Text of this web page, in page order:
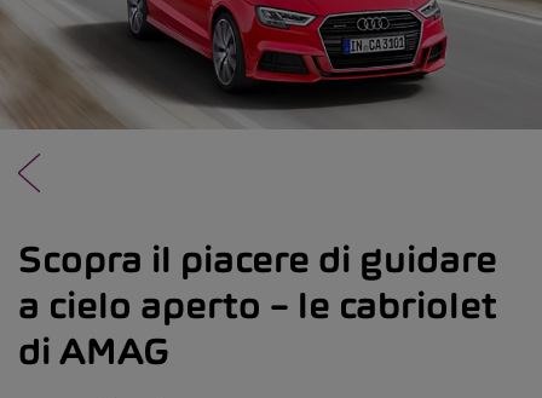
Scopra il piacere di guidare
a cielo aperto – le cabriolet
di AMAG